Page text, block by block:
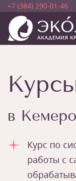
+7 (384) 290-01-46
в
Курс по
работы с